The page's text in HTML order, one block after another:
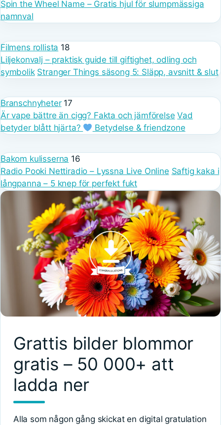
Spin the Wheel Name – Gratis hjul för slumpmässiga
namnval
Filmens rollista 18
Liljekonvalj – praktisk guide till giftighet, odling och
symbolik Stranger Things säsong 5: Släpp, avsnitt & slut
Branschnyheter 17
Är vape bättre än cigg? Fakta och jämförelse Vad
betyder blått hjärta?
Betydelse & friendzone
Bakom kulisserna 16
Radio Pooki Nettiradio – Lyssna Live Online Saftig kaka i
långpanna – 5 knep för perfekt fukt
Grattis bilder blommor
gratis – 50 000+ att
ladda ner
Alla som någon gång skickat en digital gratulation